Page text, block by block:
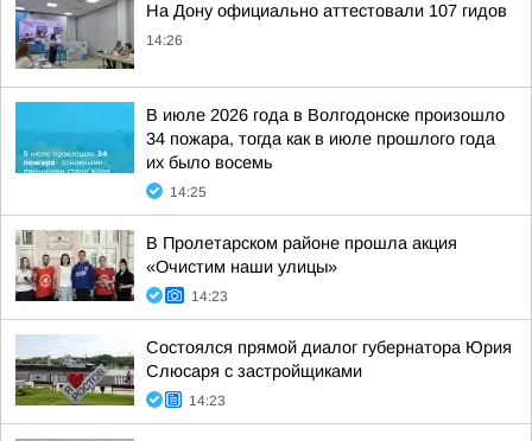
На Дону официально аттестовали 107 гидов
14:26
В июле 2026 года в Волгодонске произошло
34 пожара, тогда как в июле прошлого года
их было восемь
14:25
В Пролетарском районе прошла акция
«Очистим наши улицы»
14:23
Состоялся прямой диалог губернатора Юрия
Слюсаря с застройщиками
14:23